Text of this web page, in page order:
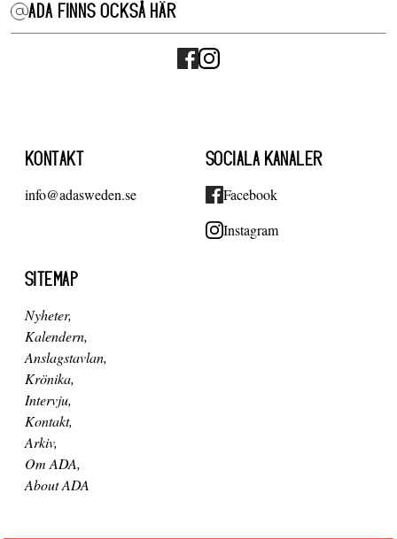
ADA FINNS OCKSÅ HÄR
KONTAKT
info@adasweden.se
SOCIALA KANALER
Facebook
Instagram
SITEMAP
Nyheter
Kalendern
Anslagstavlan
Krönika
Intervju
Kontakt
Arkiv
Om ADA
About ADA